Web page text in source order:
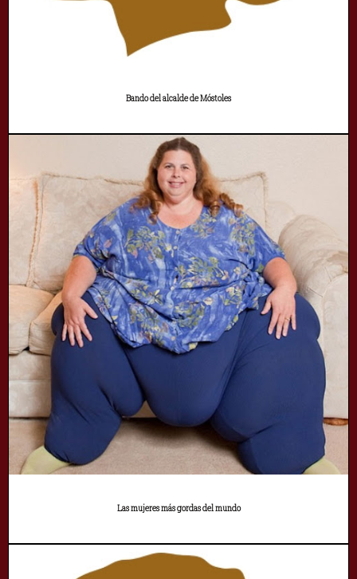
Bando del alcalde de Móstoles
Las mujeres más gordas del mundo